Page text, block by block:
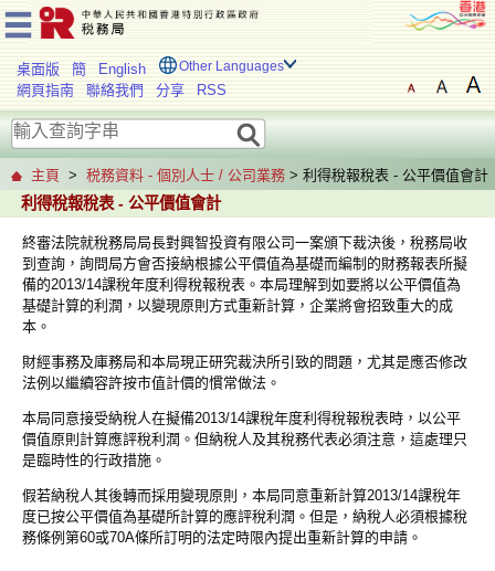
桌面版 簡 English Other Languages
網頁指南 聯絡我們 分享 RSS
主頁 > 税務資料 - 個別人士 / 公司業務 > 利得稅報稅表 - 公平價值會計
利得稅報稅表 - 公平價值會計
終審法院就稅務局局長對興智投資有限公司一案頒下裁決後，稅務局收
到查詢，詢問局方會否接納根據公平價值為基礎而編制的財務報表所擬
備的2013/14課稅年度利得稅報稅表。本局理解到如要將以公平價值為
基礎計算的利潤，以變現原則方式重新計算，企業將會招致重大的成
本。
財經事務及庫務局和本局現正研究裁決所引致的問題，尤其是應否修改
法例以繼續容許按市值計價的慣常做法。
本局同意接受納稅人在擬備2013/14課稅年度利得稅報稅表時，以公平
價值原則計算應評稅利潤。但納稅人及其稅務代表必須注意，這處理只
是臨時性的行政措施。
假若納稅人其後轉而採用變現原則，本局同意重新計算2013/14課稅年
度已按公平價值為基礎所計算的應評稅利潤。但是，納稅人必須根據稅
務條例第60或70A條所訂明的法定時限內提出重新計算的申請。